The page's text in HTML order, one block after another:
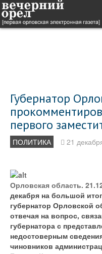
Губернатор
первого
ПОЛИТИКА 21
Орловская область.
декабря на большой
губернатор Орловской
отвечая на вопрос,
губернатора с
недостоверным
чиновников